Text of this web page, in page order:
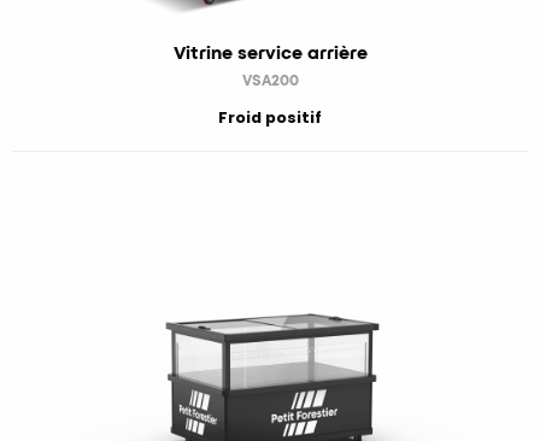
Vitrine service arrière
VSA200
Froid positif